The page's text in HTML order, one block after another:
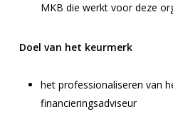
MKB die werkt voor deze
Doel van het keurmerk
het professionaliseren van
financieringsadviseur